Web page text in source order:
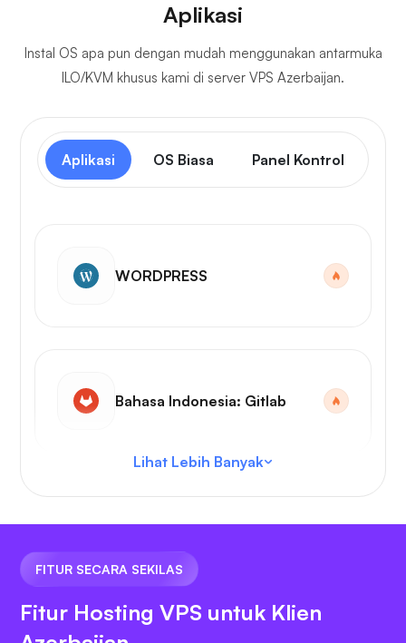
Aplikasi
Instal OS apa pun dengan mudah menggunakan antarmuka
ILO/KVM khusus kami di server VPS Azerbaijan.
Aplikasi OS Biasa Panel Kontrol
WORDPRESS
Bahasa Indonesia: Gitlab
Kode VS
Lihat Lebih Banyak
FITUR SECARA SEKILAS
Fitur Hosting VPS untuk Klien